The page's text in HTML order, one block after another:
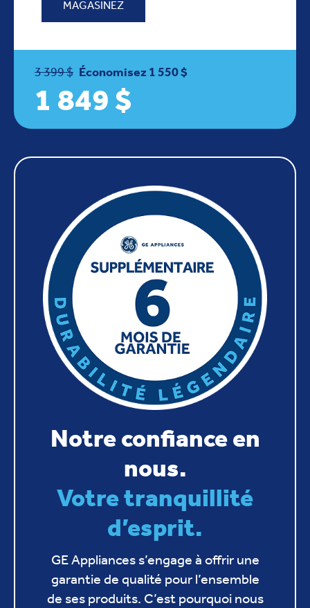
MAGASINEZ
3 399 $ Économisez 1 550 $
1 849 $
Notre confiance en
nous.
Votre tranquillité
d’esprit.
GE Appliances s’engage à offrir une
garantie de qualité pour l’ensemble
de ses produits. C’est pourquoi nous